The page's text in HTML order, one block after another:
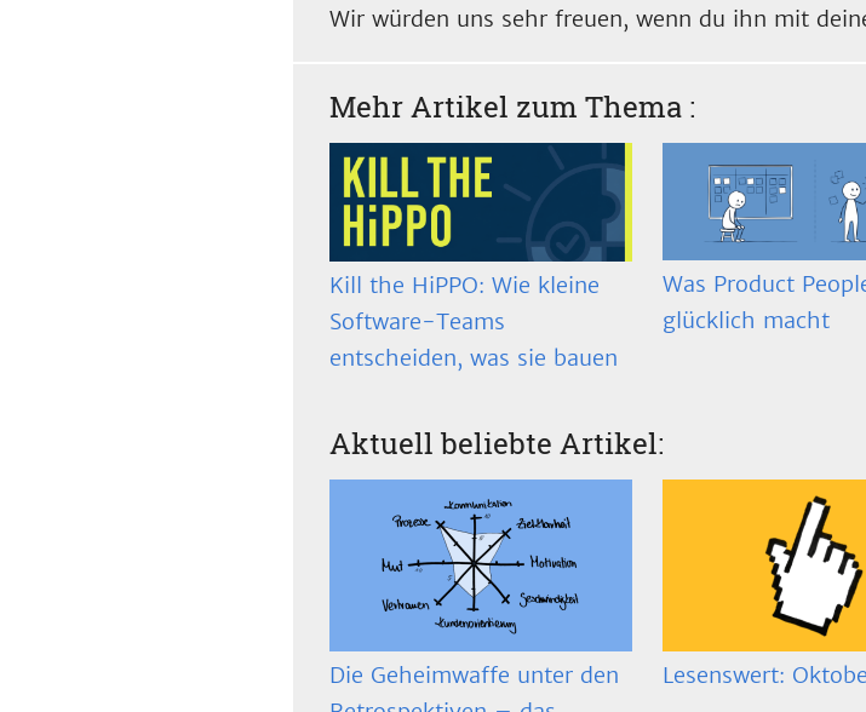
Wir würden uns sehr freuen, wenn du ihn mit
Mehr Artikel zum Thema :
Kill the HiPPO: Wie kleine
Software-Teams
entscheiden, was sie bauen
Was Product
glücklich macht
Aktuell beliebte Artikel:
Die Geheimwaffe unter den
Lesenswert: